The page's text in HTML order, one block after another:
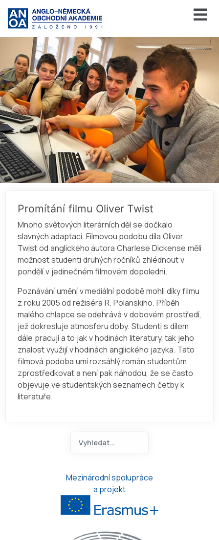
Mezinárodní spolupráce
a projekt
Promítání filmu Oliver Twist
Mnoho světových literárních děl se dočkalo
slavných adaptací. Filmovou podobu díla Oliver
Twist od anglického autora Charlese Dickense měli
možnost studenti druhých ročníků zhlédnout v
pondělí v jedinečném filmovém dopoledni.
Poznávání umění v mediální podobě mohli díky filmu
z roku 2005 od režiséra R. Polanskiho. Příběh
malého chlapce se odehrává v dobovém prostředí,
jež dokresluje atmosféru doby. Studenti s dílem
dále pracují a to jak v hodinách literatury, tak jeho
znalost využijí v hodinách anglického jazyka. Tato
filmová podoba umí rozsáhlý román studentům
zprostředkovat a není pak náhodou, že se často
objevuje ve studentských seznamech četby k
literatuře.